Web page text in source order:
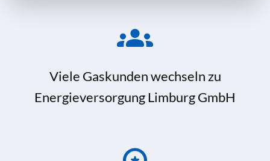
Viele Gaskunden wechseln zu
Energieversorgung Limburg GmbH